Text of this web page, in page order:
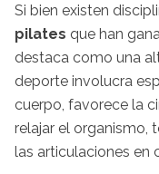
Si bien existen
pilates que han
destaca como una
deporte involucra
cuerpo, favorece la
relajar el organismo,
las articulaciones en